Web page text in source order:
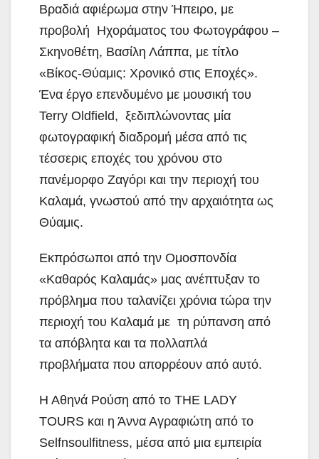
Βραδιά αφιέρωμα στην Ήπειρο, με
προβολή Ηχοράματος του Φωτογράφου –
Σκηνοθέτη, Βασίλη Λάππα, με τίτλο
«Βίκος-Θύαμις: Χρονικό στις Εποχές».
Ένα έργο επενδυμένο με μουσική του
Terry Oldfield, ξεδιπλώνοντας μία
φωτογραφική διαδρομή μέσα από τις
τέσσερις εποχές του χρόνου στο
πανέμορφο Ζαγόρι και την περιοχή του
Καλαμά, γνωστού από την αρχαιότητα ως
Θύαμις.
Εκπρόσωποι από την Ομοσπονδία
«Καθαρός Καλαμάς» μας ανέπτυξαν το
πρόβλημα που ταλανίζει χρόνια τώρα την
περιοχή του Καλαμά με τη ρύπανση από
τα απόβλητα και τα πολλαπλά
προβλήματα που απορρέουν από αυτό.
Η Αθηνά Ρούση από το THE LADY
TOURS και η Άννα Αγραφιώτη από το
Selfnsoulfitness, μέσα από μια εμπειρία